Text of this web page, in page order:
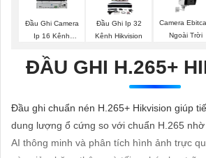
SẢN
PHẨM
TƯ
VẤN
LẮP
Đầu Ghi Camera
Ip 16 Kênh
Đầu Ghi Ip 32
Kênh Hikvision
Camera
Ngoài Trời
ĐẦU GHI H.265+
Đầu ghi chuẩn nén H.265+ Hikvision giúp
dung lượng ổ cứng so với chuẩn H.265
AI thông minh và phân tích hình ảnh trực